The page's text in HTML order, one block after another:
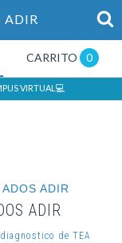
ADIR
CARRITO 0
VIRTUAL💻
ADIR
ADIR
de TEA